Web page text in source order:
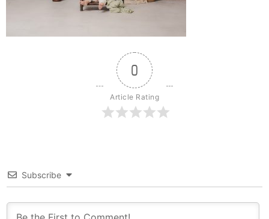
0
Article Rating
Subscribe